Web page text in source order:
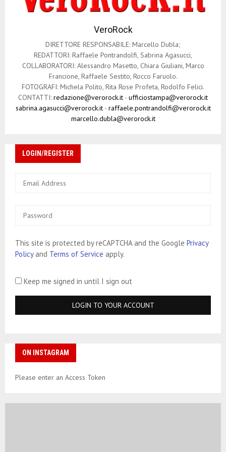
VeroRock
DIRETTORE RESPONSABILE: Marcello Dubla;
REDATTORI: Raffaele Pontrandolfi, Sabrina Agasucci,
COLLABORATORI: Alessandro Masetto, Chiara Giuliani, Marco
Francione, Raffaele Sestito, Rocco Faruolo.
FOTOGRAFI: Michela Polito, Rita Rose Profeta, Rodolfo Felici.
CONTATTI: redazione@verorock.it - ufficiostampa@verorock.it
sabrina.agasucci@verorock.it- raffaele.pontrandolfi@verorock.it
marcello.dubla@verorock.it
LOGIN/REGISTER
This site is protected by reCAPTCHA and the Google Privacy
Policyand Terms of Service apply.
Keep me signed in until I sign out
ON INSTAGRAM
Please enter an Access Token